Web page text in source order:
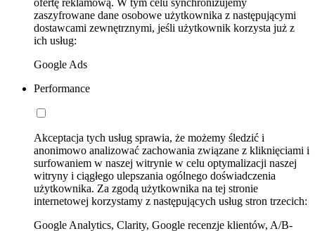
ofertę reklamową. W tym celu synchronizujemy
zaszyfrowane dane osobowe użytkownika z następującymi
dostawcami zewnętrznymi, jeśli użytkownik korzysta już z
ich usług:
Google Ads
Performance
Akceptacja tych usług sprawia, że możemy śledzić i
anonimowo analizować zachowania związane z kliknięciami i
surfowaniem w naszej witrynie w celu optymalizacji naszej
witryny i ciągłego ulepszania ogólnego doświadczenia
użytkownika. Za zgodą użytkownika na tej stronie
internetowej korzystamy z następujących usług stron trzecich:
Google Analytics, Clarity, Google recenzje klientów, A/B-